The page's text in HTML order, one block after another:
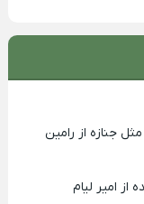
جنازه از رامین
امیر لیام